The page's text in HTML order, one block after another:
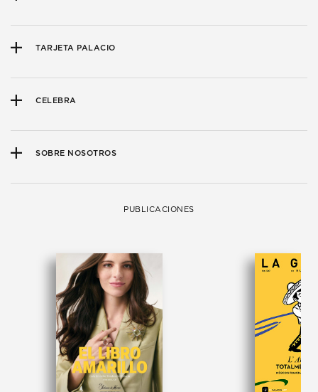
TARJETA PALACIO
CELEBRA
SOBRE NOSOTROS
PUBLICACIONES